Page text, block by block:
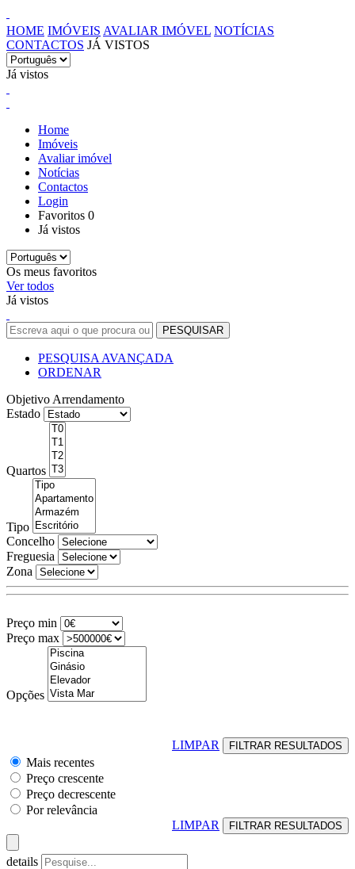
HOME IMÓVEIS AVALIAR IMÓVEL NOTÍCIAS
CONTACTOS JÁ VISTOS
Já vistos
Home
Imóveis
Avaliar imóvel
Notícias
Contactos
Login
Favoritos 0
Já vistos
Os meus favoritos
Ver todos
Já vistos
PESQUISA AVANÇADA
ORDENAR
Objetivo Arrendamento
Estado
Quartos
Tipo
Concelho
Freguesia
Zona
Preço min
Preço max
Opções
LIMPAR
Mais recentes
Preço crescente
Preço decrescente
Por relevância
LIMPAR
details